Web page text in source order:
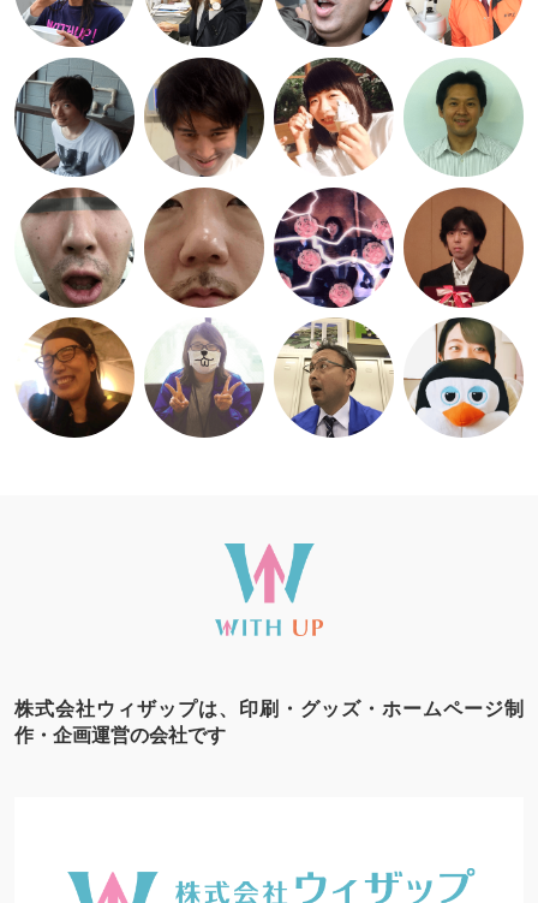
株式会社ウィザップは、印刷・グッズ・ホームページ制
作・企画運営の会社です